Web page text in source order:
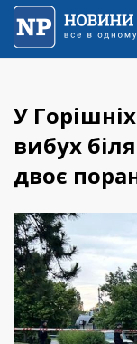
У
вибух
двоє